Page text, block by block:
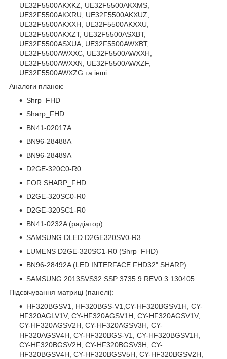
UE32F5500AKXKZ, UE32F5500AKXMS,
UE32F5500AKXRU, UE32F5500AKXUZ,
UE32F5500AKXXH, UE32F5500AKXXU,
UE32F5500AKXZT, UE32F5500ASXBT,
UE32F5500ASXUA, UE32F5500AWXBT,
UE32F5500AWXXC, UE32F5500AWXXH,
UE32F5500AWXXN, UE32F5500AWXZF,
UE32F5500AWXZG та інші.
Аналоги планок:
Shrp_FHD
Sharp_FHD
BN41-02017A
BN96-28488A
BN96-28489A
D2GE-320C0-R0
FOR SHARP_FHD
D2GE-320SC0-R0
D2GE-320SC1-R0
BN41-0232A (радіатор)
SAMSUNG DLED D2GE320SV0-R3
LUMENS D2GE-320SC1-R0 (Shrp_FHD)
BN96-28492A (LED INTERFACE FHD32" SHARP)
SAMSUNG 2013SVS32 SSP 3735 9 REV0.3 130405
Підсвічування матриці (панелі):
HF320BGSV1, HF320BGS-V1,CY-HF320BGSV1H, CY-
HF320AGLV1V, CY-HF320AGSV1H, CY-HF320AGSV1V,
CY-HF320AGSV2H, CY-HF320AGSV3H, CY-
HF320AGSV4H, CY-HF320BGS-V1, CY-HF320BGSV1H,
CY-HF320BGSV2H, CY-HF320BGSV3H, CY-
HF320BGSV4H, CY-HF320BGSV5H, CY-HF320BGSV2H,